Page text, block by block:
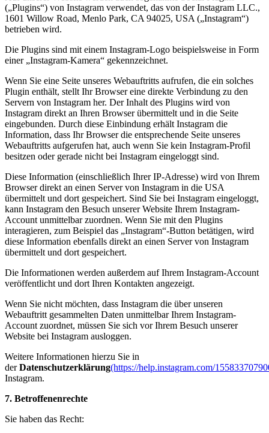
(„Plugins“) von Instagram verwendet, das von der Instagram LLC.,
1601 Willow Road, Menlo Park, CA 94025, USA („Instagram“)
betrieben wird.
Die Plugins sind mit einem Instagram-Logo beispielsweise in Form
einer „Instagram-Kamera“ gekennzeichnet.
Wenn Sie eine Seite unseres Webauftritts aufrufen, die ein solches
Plugin enthält, stellt Ihr Browser eine direkte Verbindung zu den
Servern von Instagram her. Der Inhalt des Plugins wird von
Instagram direkt an Ihren Browser übermittelt und in die Seite
eingebunden. Durch diese Einbindung erhält Instagram die
Information, dass Ihr Browser die entsprechende Seite unseres
Webauftritts aufgerufen hat, auch wenn Sie kein Instagram-Profil
besitzen oder gerade nicht bei Instagram eingeloggt sind.
Diese Information (einschließlich Ihrer IP-Adresse) wird von Ihrem
Browser direkt an einen Server von Instagram in die USA
übermittelt und dort gespeichert. Sind Sie bei Instagram eingeloggt,
kann Instagram den Besuch unserer Website Ihrem Instagram-
Account unmittelbar zuordnen. Wenn Sie mit den Plugins
interagieren, zum Beispiel das „Instagram“-Button betätigen, wird
diese Information ebenfalls direkt an einen Server von Instagram
übermittelt und dort gespeichert.
Die Informationen werden außerdem auf Ihrem Instagram-Account
veröffentlicht und dort Ihren Kontakten angezeigt.
Wenn Sie nicht möchten, dass Instagram die über unseren
Webauftritt gesammelten Daten unmittelbar Ihrem Instagram-
Account zuordnet, müssen Sie sich vor Ihrem Besuch unserer
Website bei Instagram ausloggen.
Weitere Informationen hierzu Sie in
derDatenschutzerklärung(https://help.instagram.com/
Instagram.
7. Betroffenenrechte
Sie haben das Recht: